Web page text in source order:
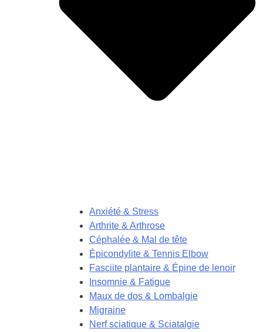
Anxiété & Stress
Arthrite & Arthrose
Céphalée & Mal de tête
Épicondylite & Tennis Elbow
Fasciite plantaire & Épine de lenoir
Insomnie & Fatigue
Maux de dos & Lombalgie
Migraine
Nerf sciatique & Sciatalgie